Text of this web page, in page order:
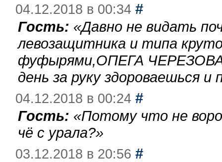
04.12.2018 в 00:34 #
Гость: «Давно не видать
левозащитника и типа
фуфырями,ОПЕГА
день за руку здороваешься
04.12.2018 в 00:24 #
Гость: «Потому что не
чё с урала?»
03.12.2018 в 20:56 #